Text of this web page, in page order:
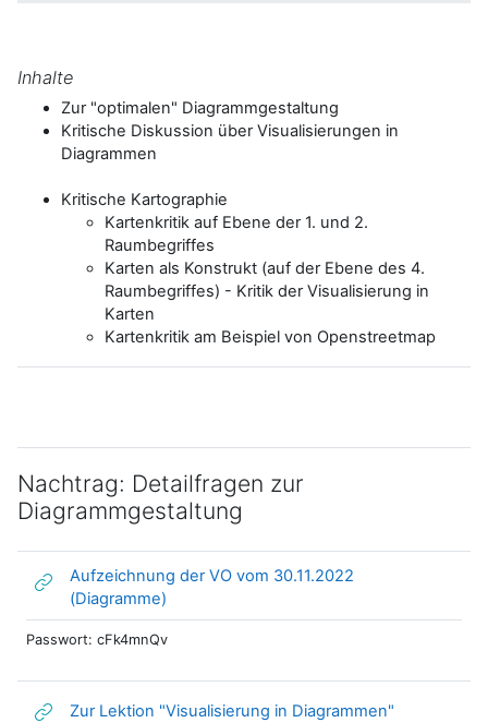
Inhalte
Zur "optimalen" Diagrammgestaltung
Kritische Diskussion über Visualisierungen in
Diagrammen
Kritische Kartographie
Kartenkritik auf Ebene der 1. und 2.
Raumbegriffes
Karten als Konstrukt (auf der Ebene des 4.
Raumbegriffes) - Kritik der Visualisierung in
Karten
Kartenkritik am Beispiel von Openstreetmap
Nachtrag: Detailfragen zur
Diagrammgestaltung
Aufzeichnung der VO vom 30.11.2022
(Diagramme)
Passwort: cFk4mnQv
Zur Lektion "Visualisierung in Diagrammen"